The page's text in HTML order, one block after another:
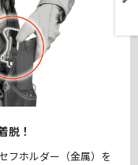
脱！
フホルダー（金属）を